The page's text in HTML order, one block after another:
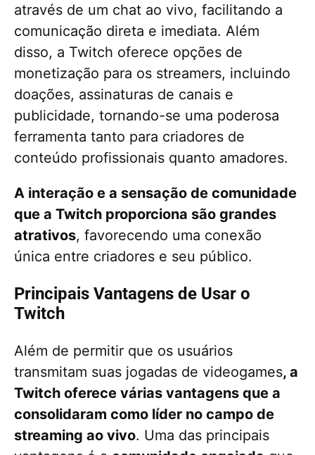
através de um chat ao vivo, facilitando a
comunicação direta e imediata. Além
disso, a Twitch oferece opções de
monetização para os streamers, incluindo
doações, assinaturas de canais e
publicidade, tornando-se uma poderosa
ferramenta tanto para criadores de
conteúdo profissionais quanto amadores.
A interação e a sensação de comunidade
que a Twitch proporciona são grandes
atrativos, favorecendo uma conexão
única entre criadores e seu público.
Principais Vantagens de Usar o
Twitch
Além de permitir que os usuários
transmitam suas jogadas de videogames, a
Twitch oferece várias vantagens que a
consolidaram como líder no campo de
streaming ao vivo. Uma das principais